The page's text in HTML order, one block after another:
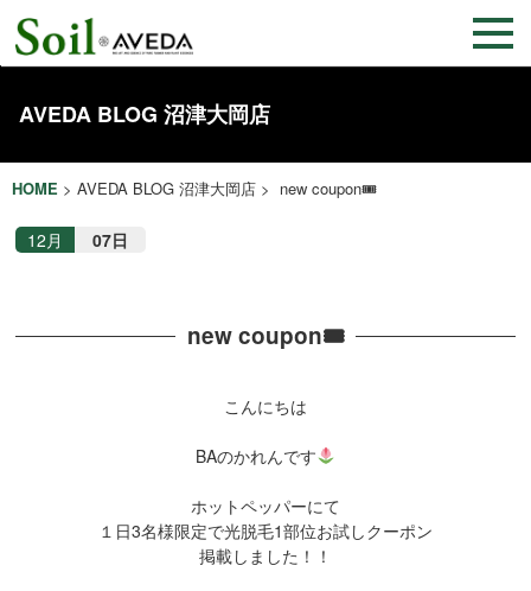
AVEDA BLOG 沼津大岡店
HOME > AVEDA BLOG 沼津大岡店 > new coupon🎟
12月 07日
new coupon🎟
こんにちは
BAのかれんです
ホットペッパーにて
１日3名様限定で光脱毛1部位お試しクーポン
掲載しました！！